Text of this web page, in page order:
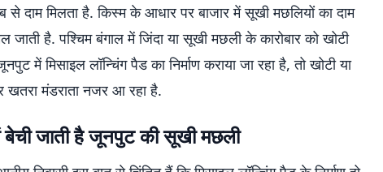
से दाम मिलता है. किस्म के आधार पर बाजार में सूखी मछलियों का दाम
है. पश्चिम बंगाल में जिंदा या सूखी मछली के कारोबार को खोटी
में मिसाइल लॉन्चिंग पैड का निर्माण कराया जा रहा है, तो खोटी या
खतरा मंडराता नजर आ रहा है.
जाती है जूनपुट की सूखी मछली